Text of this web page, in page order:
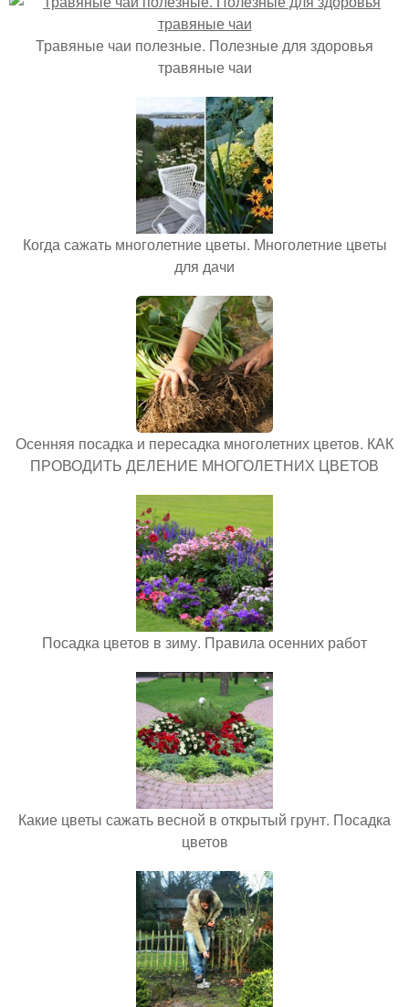
Травяные чаи полезные. Полезные для здоровья
травяные чаи
Когда сажать многолетние цветы. Многолетние цветы
для дачи
Осенняя посадка и пересадка многолетних цветов. КАК
ПРОВОДИТЬ ДЕЛЕНИЕ МНОГОЛЕТНИХ ЦВЕТОВ
Посадка цветов в зиму. Правила осенних работ
Какие цветы сажать весной в открытый грунт. Посадка
цветов